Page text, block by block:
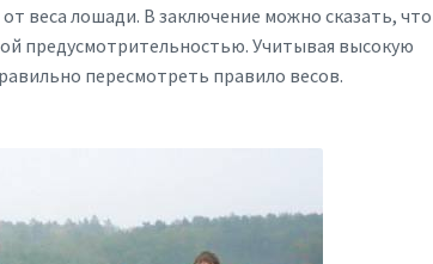
веса лошади. В заключение можно сказать, что
предусмотрительностью. Учитывая высокую
пересмотреть правило весов.